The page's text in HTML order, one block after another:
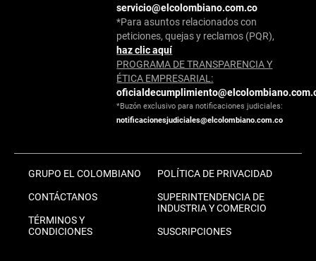
servicio@elcolombiano.com.co
*Para asuntos relacionados con
peticiones, quejas y reclamos (PQR),
haz clic aquí
PROGRAMA DE TRANSPARENCIA Y
ÉTICA EMPRESARIAL:
*Buzón exclusivo para notificaciones judiciales:
notificacionesjudiciales@elcolombiano.com.co
GRUPO EL COLOMBIANO
CONTÁCTANOS
TÉRMINOS Y
CONDICIONES
POLÍTICA DE PRIVACIDAD
SUPERINTENDENCIA DE
INDUSTRIA Y COMERCIO
SUSCRIPCIONES